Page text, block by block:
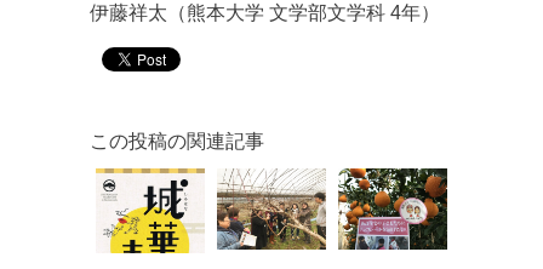
伊藤祥太（熊本大学 文学部文学科 4年）
この投稿の関連記事